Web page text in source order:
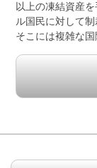
以上の凍結資産
ル国民に対して
そこには複雑な国